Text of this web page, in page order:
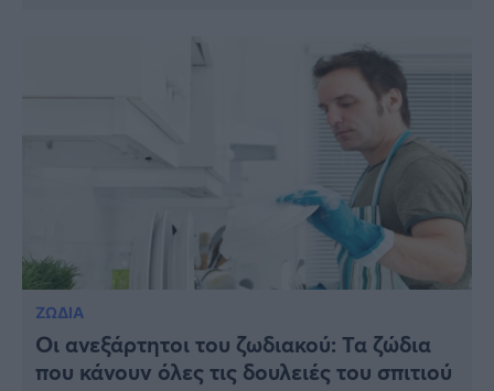
ΖΩΔΙΑ
Οι ανεξάρτητοι του ζωδιακού: Τα ζώδια
που κάνουν όλες τις δουλειές του σπιτιού